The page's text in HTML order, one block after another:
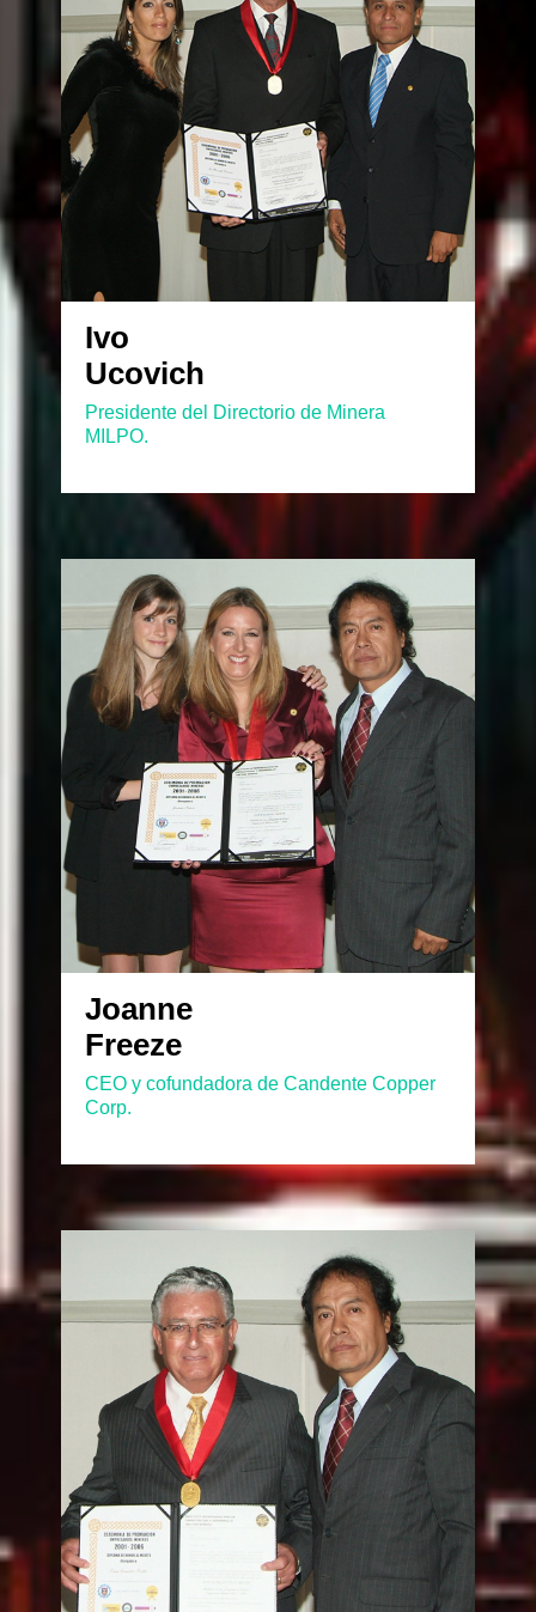
Ivo
Ucovich
Presidente del Directorio de Minera
MILPO.
Joanne
Freeze
CEO y cofundadora de Candente Copper
Corp.